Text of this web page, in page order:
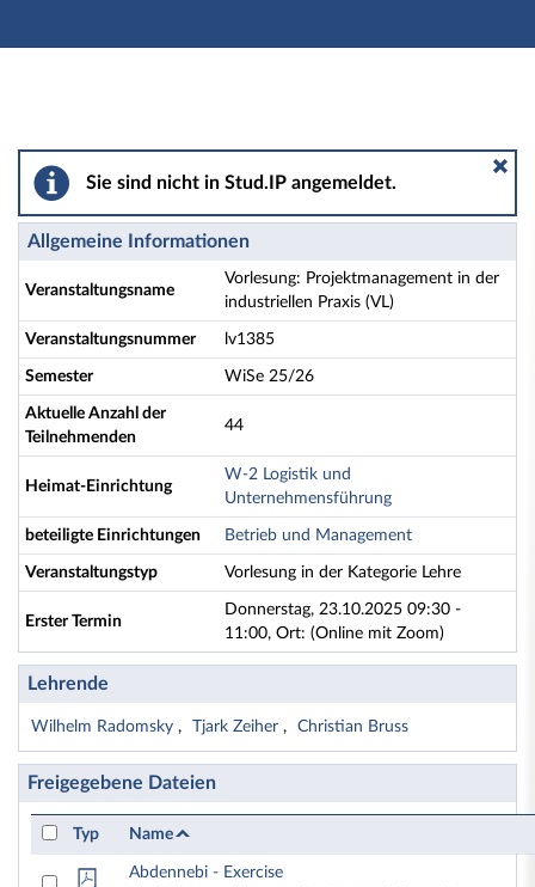
Hauptnavigation
Vorlesung: Projektmanagement in der industriellen
Sie sind nicht in Stud.IP angemeldet.
Allgemeine Informationen
Veranstaltungsname
Vorlesung: Projektmanagement in der
industriellen Praxis (VL)
Veranstaltungsnummer lv1385
Semester WiSe 25/26
Aktuelle Anzahl der
Teilnehmenden
44
Heimat-Einrichtung
W-2 Logistik und
Unternehmensführung
beteiligte Einrichtungen Betrieb und Management
Veranstaltungstyp Vorlesung in der Kategorie Lehre
Erster Termin
Donnerstag, 23.10.2025 09:30 -
11:00, Ort: (Online mit Zoom)
Lehrende
Wilhelm Radomsky Tjark Zeiher Christian Bruss
Freigegebene Dateien
Typ Name
Abdennebi - Exercise